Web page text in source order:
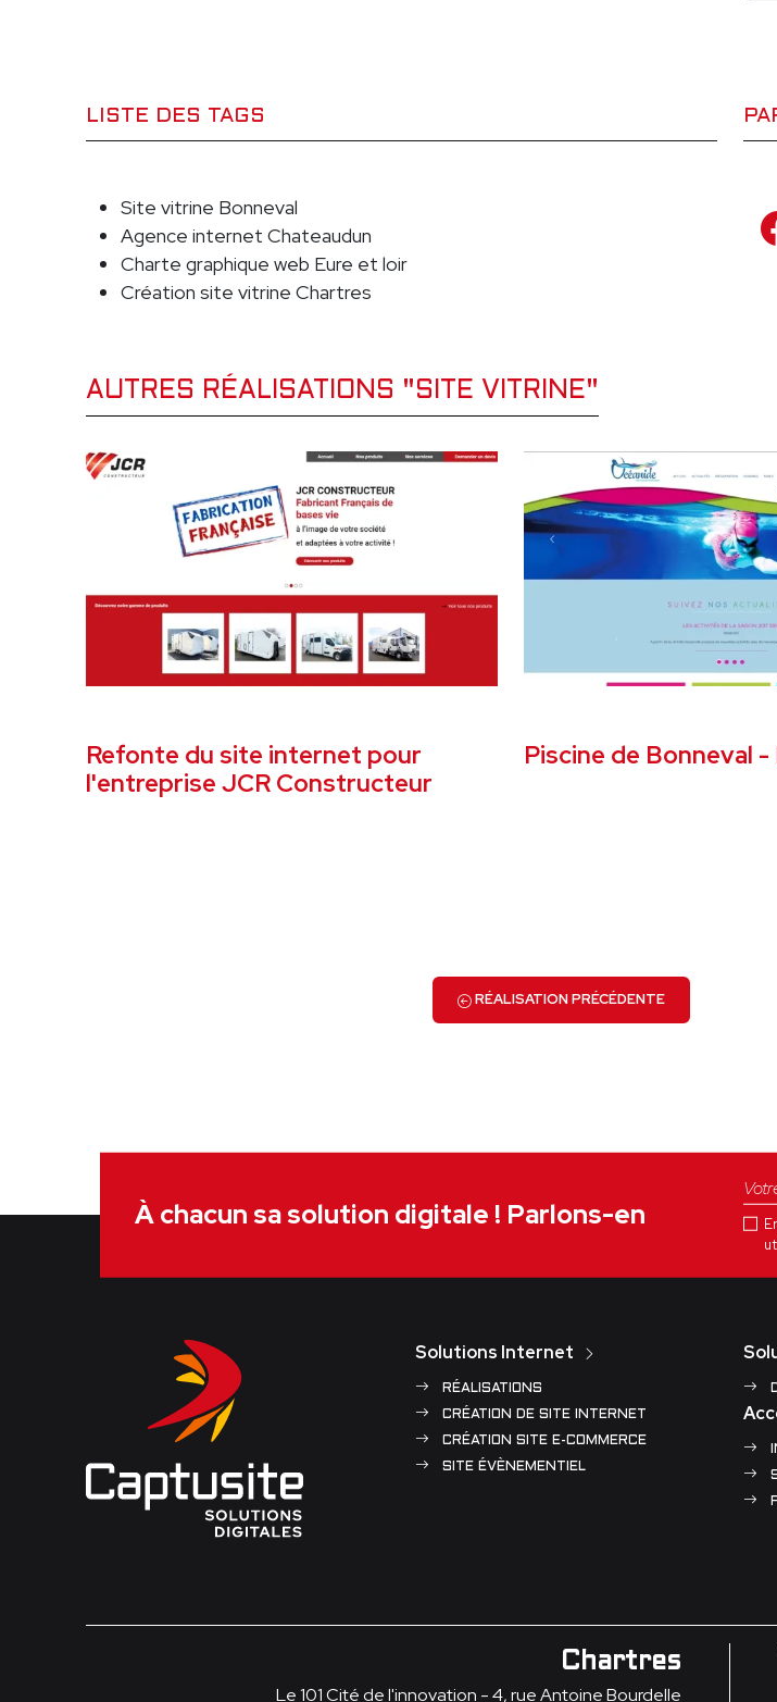
LISTE DES TAGS
Site vitrine Bonneval
Agence internet Chateaudun
Charte graphique web Eure et loir
Création site vitrine Chartres
AUTRES RÉALISATIONS "SITE VITRINE"
Refonte du site internet pour
l'entreprise JCR Constructeur
Piscine de Bonneval
RÉALISATION PRÉCÉDENTE
À chacun sa solution digitale ! Parlons-en
Solutions Internet
RÉALISATIONS
CRÉATION DE SITE INTERNET
CRÉATION SITE E-COMMERCE
SITE ÉVÈNEMENTIEL
Chartres
Le 101 Cité de l'innovation - 4, rue Antoine Bourdelle